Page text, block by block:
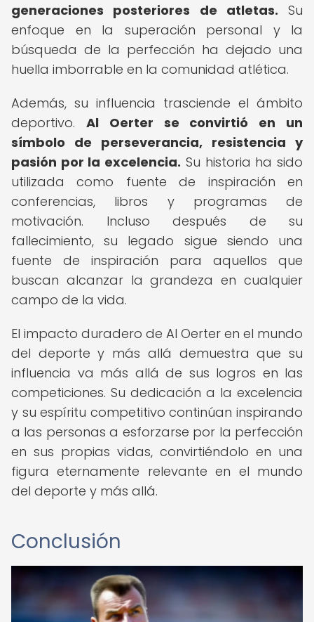
generaciones posteriores de atletas. Su
enfoque en la superación personal y la
búsqueda de la perfección ha dejado una
huella imborrable en la comunidad atlética.
Además, su influencia trasciende el ámbito
deportivo. Al Oerter se convirtió en un
símbolo de perseverancia, resistencia y
pasión por la excelencia. Su historia ha sido
utilizada como fuente de inspiración en
conferencias, libros y programas de
motivación. Incluso después de su
fallecimiento, su legado sigue siendo una
fuente de inspiración para aquellos que
buscan alcanzar la grandeza en cualquier
campo de la vida.
El impacto duradero de Al Oerter en el mundo
del deporte y más allá demuestra que su
influencia va más allá de sus logros en las
competiciones. Su dedicación a la excelencia
y su espíritu competitivo continúan inspirando
a las personas a esforzarse por la perfección
en sus propias vidas, convirtiéndolo en una
figura eternamente relevante en el mundo
del deporte y más allá.
Conclusión